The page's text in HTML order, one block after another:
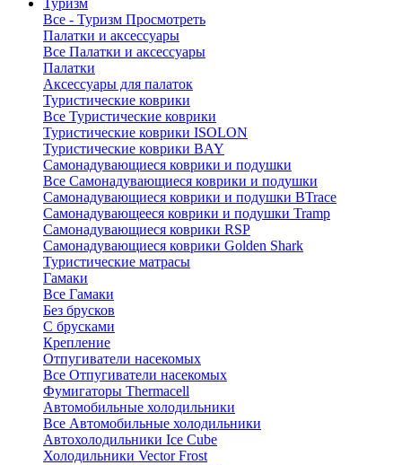
Туризм
Все - Туризм Просмотреть
Палатки и аксессуары
Все Палатки и аксессуары
Палатки
Аксессуары для палаток
Туристические коврики
Все Туристические коврики
Туристические коврики ISOLON
Туристические коврики BAY
Самонадувающиеся коврики и подушки
Все Самонадувающиеся коврики и подушки
Самонадувающиеся коврики и подушки BTrace
Самонадувающееся коврики и подушки Tramp
Самонадувающиеся коврики RSP
Самонадувающиеся коврики Golden Shark
Туристические матрасы
Гамаки
Все Гамаки
Без брусков
С брусками
Крепление
Отпугиватели насекомых
Все Отпугиватели насекомых
Фумигаторы Thermacell
Автомобильные холодильники
Все Автомобильные холодильники
Автохолодильники Ice Cube
Холодильники Vector Frost